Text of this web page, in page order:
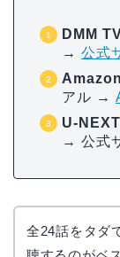
DMM
→ 公式
アル →
U-NEXT
→ 公式
全24話をタダ